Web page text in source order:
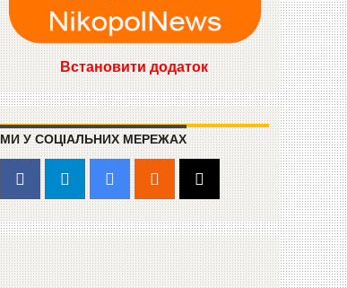
Встановити додаток
МИ У СОЦІАЛЬНИХ МЕРЕЖАХ